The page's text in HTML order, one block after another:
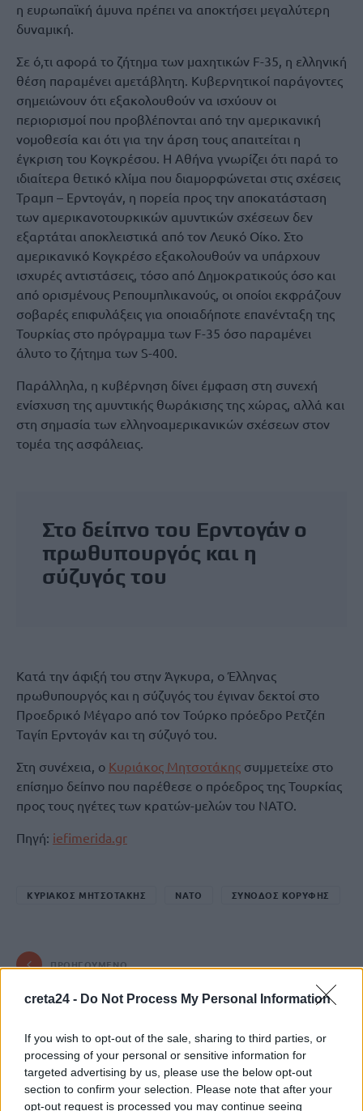
creta24 - Do Not Process My Personal Information
If you wish to opt-out of the sale, sharing to third parties, or
processing of your personal or sensitive information for
targeted advertising by us, please use the below opt-out
section to confirm your selection. Please note that after your
opt-out request is processed you may continue seeing
η ευρωπαϊκή άμυνα πρέπει να αποκτήσει μεγαλύτερη
δυναμική.
Σε ό,τι αφορά το ζήτημα των μαχητικών F-35, η ελληνική
θέση παραμένει αμετάβλητη. Κυβερνητικοί παράγοντες
σημειώνουν ότι εξακολουθούν να ισχύουν οι
περιορισμοί που προβλέπονται από την αμερικανική
νομοθεσία και ότι για την άρση τους απαιτείται η
έγκριση του Κογκρέσου. Η Αθήνα γνωρίζει ότι παρά το
ιδιαίτερα θετικό κλίμα που διαμορφώνεται στις σχέσεις
Τραμπ – Ερντογάν, η πορεία προς την αποκατάσταση
των αμερικανοτουρκικών αμυντικών σχέσεων δεν
εξαρτάται αποκλειστικά από τον Λευκό Οίκο. Στο
αμερικανικό Κογκρέσο εξακολουθούν να υπάρχουν
ισχυρές αντιστάσεις, τόσο από Δημοκρατικούς όσο και
από ορισμένους Ρεπουμπλικανούς, οι οποίοι εκφράζουν
σοβαρές επιφυλάξεις για οποιαδήποτε επανένταξη της
Τουρκίας στο πρόγραμμα των F-35 όσο παραμένει
άλυτο το ζήτημα των S-400.
Παράλληλα, η κυβέρνηση δίνει έμφαση στη συνεχή
ενίσχυση της αμυντικής θωράκισης της χώρας, αλλά και
στη σημασία των ελληνοαμερικανικών σχέσεων στον
τομέα της ασφάλειας.
Στο δείπνο του Ερντογάν ο
πρωθυπουργός και η
σύζυγός του
Κατά την άφιξή του στην Άγκυρα, ο Έλληνας
πρωθυπουργός και η σύζυγός του έγιναν δεκτοί στο
Προεδρικό Μέγαρο από τον Τούρκο πρόεδρο Ρετζέπ
Ταγίπ Ερντογάν και τη σύζυγό του.
Στη συνέχεια, ο Κυριάκος Μητσοτάκης συμμετείχε στο
επίσημο δείπνο που παρέθεσε ο πρόεδρος της Τουρκίας
προς τους ηγέτες των κρατών-μελών του ΝΑΤΟ.
Πηγή: iefimerida.gr
ΚΥΡΙΑΚΟΣ ΜΗΤΣΟΤΑΚΗΣ ΝΑΤΟ ΣΥΝΟΔΟΣ ΚΟΡΥΦΗΣ
ΠΡΟΗΓΟΎΜΕΝΟ
Χανιά: Αγωνία για 65χρονο
έρευνες
8 Ιουλίου, 2026
ΕΠΌΜΕΝΟ